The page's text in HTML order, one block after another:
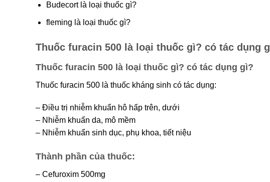
Budecort là loại thuốc gì?
fleming là loại thuốc gì?
Thuốc furacin 500 là loại thuốc gì? có tác dụng
Thuốc furacin 500 là loại thuốc gì? có tác dụng gì?
Thuốc furacin 500 là thuốc kháng sinh có tác dụng:
– Điều trị nhiễm khuẩn hô hấp trên, dưới
– Nhiễm khuẩn da, mô mềm
– Nhiễm khuẩn sinh dục, phụ khoa, tiết niệu
Thành phần của thuốc:
– Cefuroxim 500mg